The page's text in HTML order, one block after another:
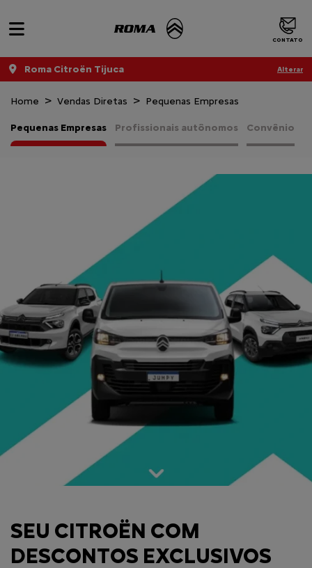
CONTATO
Roma Citroën Tijuca Alterar
Home Vendas Diretas Pequenas Empresas
Pequenas Empresas Profissionais autônomos Convênio
SEU CITROËN COM
DESCONTOS EXCLUSIVOS